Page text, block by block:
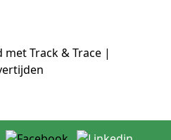
Track & Trace |